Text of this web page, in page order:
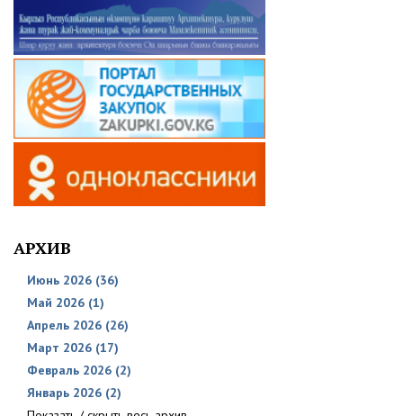
АРХИВ
Июнь 2026 (36)
Май 2026 (1)
Апрель 2026 (26)
Март 2026 (17)
Февраль 2026 (2)
Январь 2026 (2)